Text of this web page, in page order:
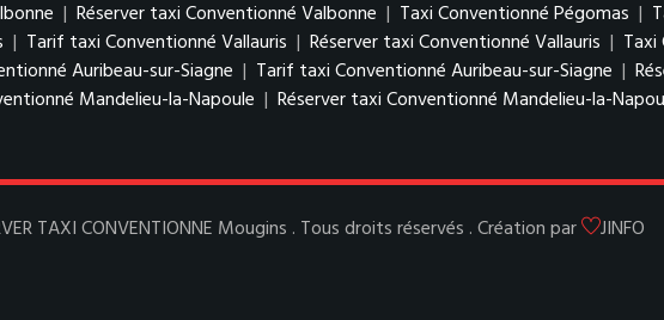
| Réserver taxi Conventionné Valbonne | Taxi Conventionné Pégomas |
| Tarif taxi Conventionné Vallauris | Réserver taxi Conventionné Vallauris | Taxi
Auribeau-sur-Siagne | Tarif taxi Conventionné Auribeau-sur-Siagne |
Mandelieu-la-Napoule | Réserver taxi Conventionné Mandelieu-la-
TAXI CONVENTIONNE Mougins . Tous droits réservés . Création par JINFO